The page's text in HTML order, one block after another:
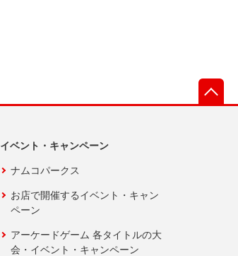
イベント・キャンペーン
ナムコパークス
お店で開催するイベント・キャン
ペーン
アーケードゲーム 各タイトルの大
会・イベント・キャンペーン